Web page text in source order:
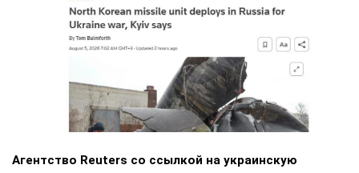
Агентство Reuters со ссылкой на украинскую